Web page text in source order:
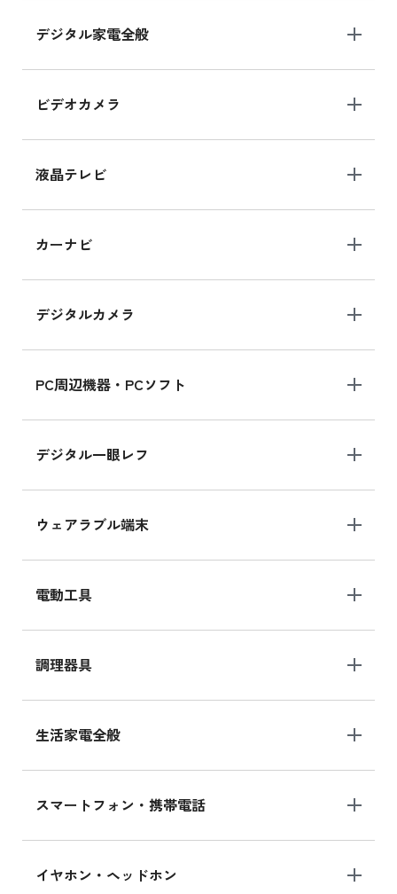
デジタル家電全般
ビデオカメラ
液晶テレビ
カーナビ
デジタルカメラ
PC周辺機器・PCソフト
デジタル一眼レフ
ウェアラブル端末
電動工具
調理器具
生活家電全般
スマートフォン・携帯電話
イヤホン・ヘッドホン
iPad Air 11インチ シリーズ
iPad Air 11インチ の新品買取価格
iPhone 15 128GB シリーズ
iPhone 15 128GB の新品買取価格
MK2K3J/Aの新品買取価格はこちら